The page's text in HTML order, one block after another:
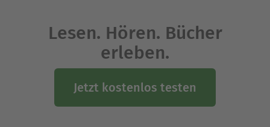
Lesen. Hören. Bücher
erleben.
Jetzt kostenlos testen